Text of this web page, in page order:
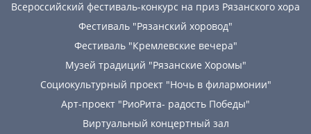
Всероссийский фестиваль-конкурс на приз Рязанского хора
Фестиваль "Рязанский хоровод"
Фестиваль "Кремлевские вечера"
Музей традиций "Рязанские Хоромы"
Социокультурный проект "Ночь в филармонии"
Арт-проект "РиоРита- радость Победы"
Виртуальный концертный зал